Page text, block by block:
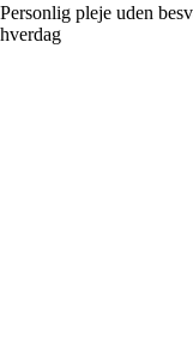
Personlig pleje uden
hverdag